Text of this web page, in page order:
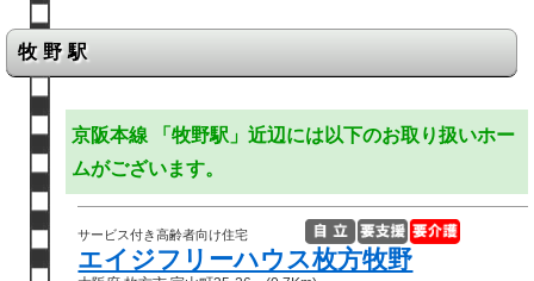
牧野駅
京阪本線 「牧野駅」近辺には以下のお取り扱いホー
ムがございます。
サービス付き高齢者向け住宅
エイジフリーハウス枚方牧野